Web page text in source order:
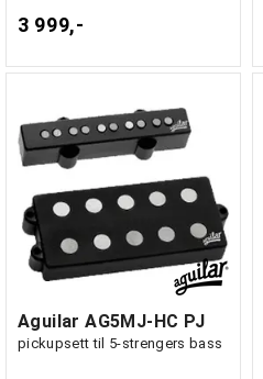
3 999,-
Aguilar AG5MJ-HC PJ
pickupsett til 5-strengers bass